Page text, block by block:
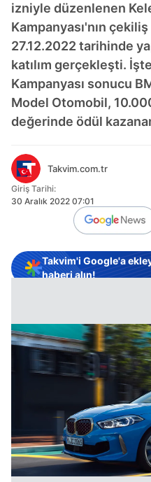
izniyle düzenlenen
Kampanyası'nın çekiliş
27.12.2022 tarihinde
katılım gerçekleşti.
Kampanyası sonucu
Model Otomobil,
değerinde ödül
Takvim.com.tr
Giriş Tarihi:
30 Aralık 2022 07:01
Takvim'i Google'a
haberi alın!